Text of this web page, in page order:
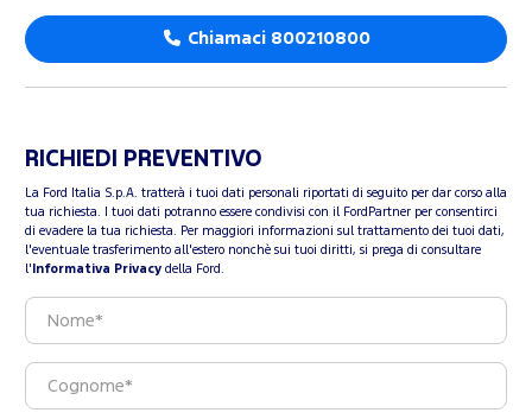
Chiamaci 800210800
RICHIEDI PREVENTIVO
La Ford Italia S.p.A. tratterà i tuoi dati personali riportati di seguito per dar corso alla
tua richiesta. I tuoi dati potranno essere condivisi con il FordPartner per consentirci
di evadere la tua richiesta. Per maggiori informazioni sul trattamento dei tuoi dati,
l'eventuale trasferimento all'estero nonchè sui tuoi diritti, si prega di consultare
l' Informativa Privacy della Ford.